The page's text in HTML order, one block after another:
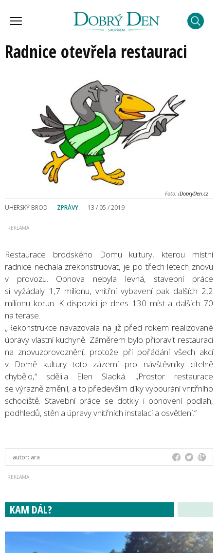
Radnice otevřela restauraci
Foto: iDobryDen.cz
UHERSKÝ BROD ZPRÁVY 13 / 05 / 2019
Restaurace brodského Domu kultury, kterou místní
radnice nechala zrekonstruovat, je po třech letech znovu
v provozu. Obnova nebyla levná, stavební práce
si vyžádaly 1,7 milionu, vnitřní vybavení pak dalších 2,2
milionu korun. K dispozici je dnes 130 míst a dalších 70
na terase.
„Rekonstrukce navazovala na již před rokem realizované
úpravy vlastní kuchyně. Záměrem bylo připravit restauraci
na znovuzprovoznění, protože při pořádání všech akcí
v Domě kultury toto zázemí pro návštěvníky citelně
chybělo,“ sdělila Elen Sladká. „Prostor restaurace
se výrazně změnil, a to především díky vybourání vnitřního
schodiště. Stavební práce se dotkly i obnovení podlah,
podhledů, stěn a úpravy vnitřních instalací a osvětlení.“
autor: ara
KAM DÁL?